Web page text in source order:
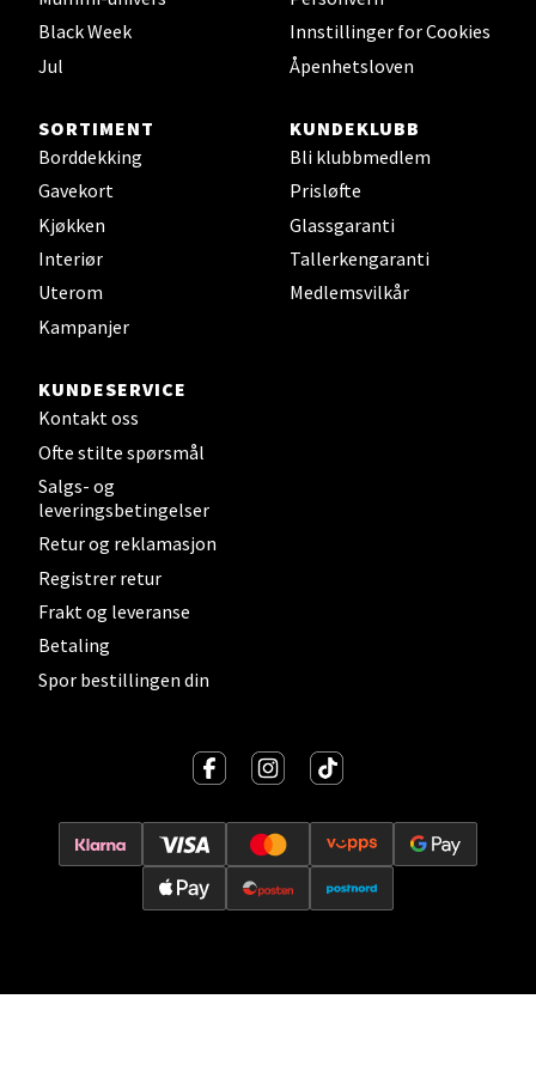
Black Week
Jul
Innstillinger for Cookies
Åpenhetsloven
SORTIMENT
Borddekking
Gavekort
Kjøkken
Interiør
Uterom
Kampanjer
KUNDEKLUBB
Bli klubbmedlem
Prisløfte
Glassgaranti
Tallerkengaranti
Medlemsvilkår
KUNDESERVICE
Kontakt oss
Ofte stilte spørsmål
Salgs- og
leveringsbetingelser
Retur og reklamasjon
Registrer retur
Frakt og leveranse
Betaling
Spor bestillingen din
Velg
Leirvik - Stord
Åpent i dag 10-17
Oslo - Thon Senter Storo
Vitaminveien 7 - 9, 0485 Oslo
Åpent i dag 10-21
0 i butikk
Lillehammer - Strandtorget
Strandtorget, 2609 Lillehammer
Åpent i dag 09-20